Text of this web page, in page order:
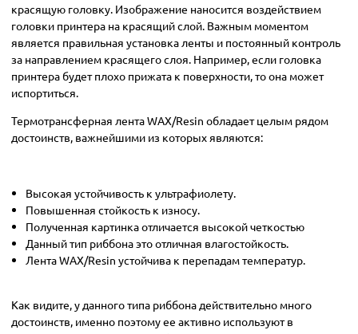
красящую головку. Изображение наносится воздействием
головки принтера на красящий слой. Важным моментом
является правильная установка ленты и постоянный контроль
за направлением красящего слоя. Например, если головка
принтера будет плохо прижата к поверхности, то она может
испортиться.
Термотрансферная лента WAX/Resin обладает целым рядом
достоинств, важнейшими из которых являются:
Высокая устойчивость к ультрафиолету.
Повышенная стойкость к износу.
Полученная картинка отличается высокой четкостью
Данный тип риббона это отличная влагостойкость.
Лента WAX/Resin устойчива к перепадам температур.
Как видите, у данного типа риббона действительно много
достоинств, именно поэтому ее активно используют в